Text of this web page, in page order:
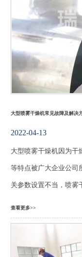
大型喷雾干燥机常见故障及解决
2022-04-13
大型喷雾干燥机因为干
等特点被广大企业公司
关参数设置不当，喷雾
查看更多>>